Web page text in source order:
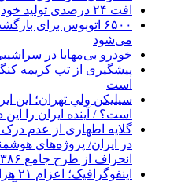
افت ۲۴ درصدی تولید خودرو در کشور
۶۵۰۰ اتوبوس برای
می‌شود
خودرو بی‌مهابا در
پیشگیری از تب کریمه
است
است؟ / آینده ایران را
گلایه اطهاری از عدم درک
در ایران/ پروژه‌های
انحراف از طرح جامع ۱۳۸۶ به کشور آسیب زد
اینفوگرافیک؛ اعزام ۲۱ هزار زائر اربعین از آذربایجان‌شرقی